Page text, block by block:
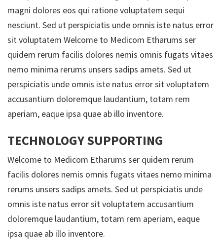
magni dolores eos qui ratione voluptatem sequi
nesciunt. Sed ut perspiciatis unde omnis iste natus error
sit voluptatem Welcome to Medicom Etharums ser
quidem rerum facilis dolores nemis omnis fugats vitaes
nemo minima rerums unsers sadips amets. Sed ut
perspiciatis unde omnis iste natus error sit voluptatem
accusantium doloremque laudantium, totam rem
aperiam, eaque ipsa quae ab illo inventore.
TECHNOLOGY SUPPORTING
Welcome to Medicom Etharums ser quidem rerum
facilis dolores nemis omnis fugats vitaes nemo minima
rerums unsers sadips amets. Sed ut perspiciatis unde
omnis iste natus error sit voluptatem accusantium
doloremque laudantium, totam rem aperiam, eaque
ipsa quae ab illo inventore.